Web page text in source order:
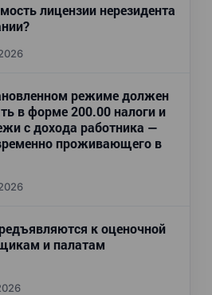
лицензии нерезидента
режиме должен
в форме 200.00 налоги и
с дохода работника —
проживающего в
к оценочной
и палатам